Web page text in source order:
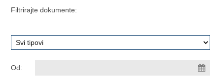
Filtrirajte dokumente:
Od: